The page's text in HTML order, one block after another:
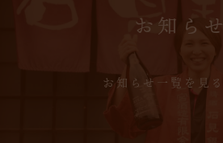
お知らせ
お知らせ一覧を見る